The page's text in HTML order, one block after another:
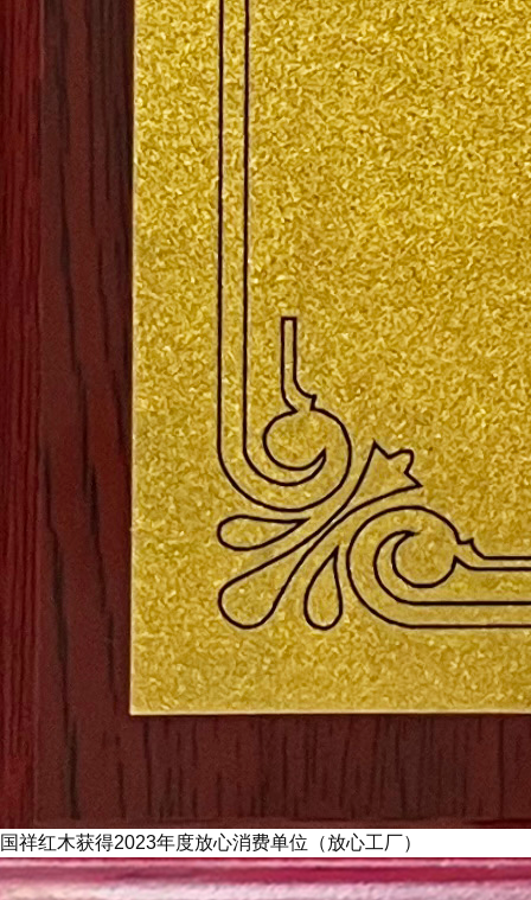
国祥红木获得2023年度放心消费单位（放心工厂）